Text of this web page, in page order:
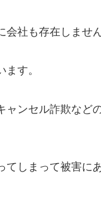
社も存在しません
す。
ンセル詐欺など
てしまって被害に